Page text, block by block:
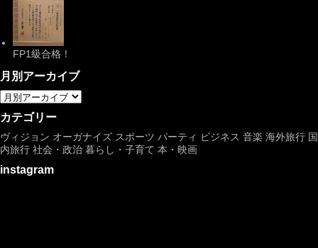
FP1級合格！
月別アーカイブ
カテゴリー
ヴィジョン オーガナイズ スポーツ パーティ ビジネス 音楽 海外旅行 国
内旅行 社会・政治 暮らし・子育て 本・映画
instagram